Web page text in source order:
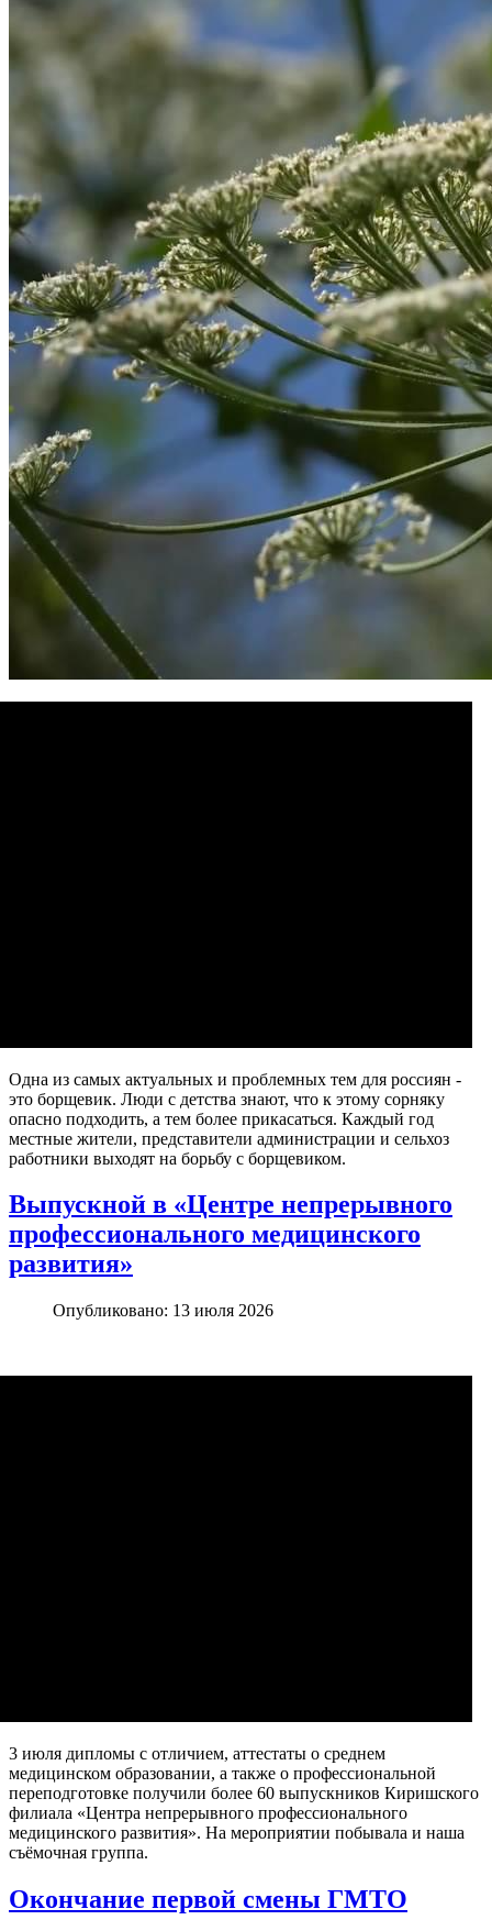
Одна из самых актуальных и проблемных тем для россиян -
это борщевик. Люди с детства знают, что к этому сорняку
опасно подходить, а тем более прикасаться. Каждый год
местные жители, представители администрации и сельхоз
работники выходят на борьбу с борщевиком.
Выпускной в «Центре непрерывного
профессионального медицинского
развития»
Опубликовано: 13 июля 2026
3 июля дипломы с отличием, аттестаты о среднем
медицинском образовании, а также о профессиональной
переподготовке получили более 60 выпускников Киришского
филиала «Центра непрерывного профессионального
медицинского развития». На мероприятии побывала и наша
съёмочная группа.
Окончание первой смены ГМТО